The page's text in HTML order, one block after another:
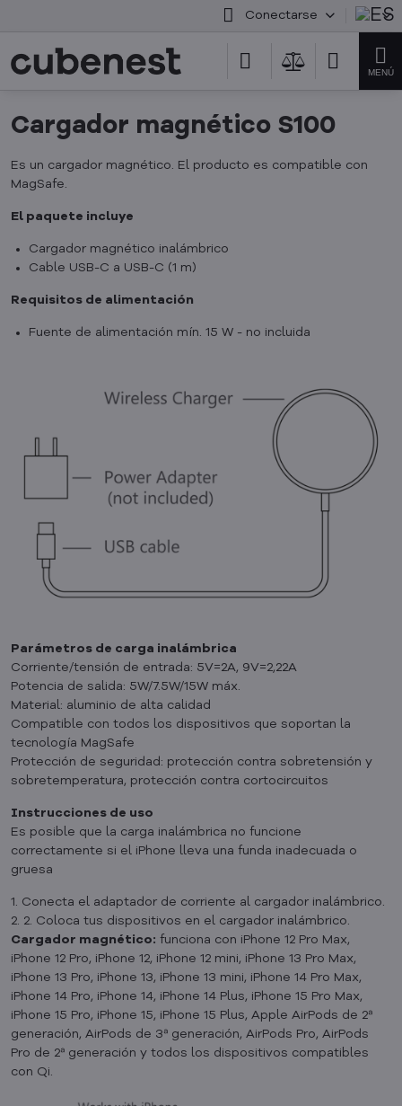
Conectarse
Cargador magnético S100
Es un cargador magnético. El producto es compatible con
MagSafe.
El paquete incluye
Cargador magnético inalámbrico
Cable USB-C a USB-C (1 m)
Requisitos de alimentación
Fuente de alimentación mín. 15 W - no incluida
Parámetros de carga inalámbrica
Corriente/tensión de entrada: 5V=2A, 9V=2,22A
Potencia de salida: 5W/7.5W/15W máx.
Material: aluminio de alta calidad
Compatible con todos los dispositivos que soportan la
tecnología MagSafe
Protección de seguridad: protección contra sobretensión y
sobretemperatura, protección contra cortocircuitos
Instrucciones de uso
Es posible que la carga inalámbrica no funcione
correctamente si el iPhone lleva una funda inadecuada o
gruesa
1. Conecta el adaptador de corriente al cargador inalámbrico.
2. 2. Coloca tus dispositivos en el cargador inalámbrico.
Cargador magnético: funciona con iPhone 12 Pro Max,
iPhone 12 Pro, iPhone 12, iPhone 12 mini, iPhone 13 Pro Max,
iPhone 13 Pro, iPhone 13, iPhone 13 mini, iPhone 14 Pro Max,
iPhone 14 Pro, iPhone 14, iPhone 14 Plus, iPhone 15 Pro Max,
iPhone 15 Pro, iPhone 15, iPhone 15 Plus, Apple AirPods de 2ª
generación, AirPods de 3ª generación, AirPods Pro, AirPods
Pro de 2ª generación y todos los dispositivos compatibles
con Qi.